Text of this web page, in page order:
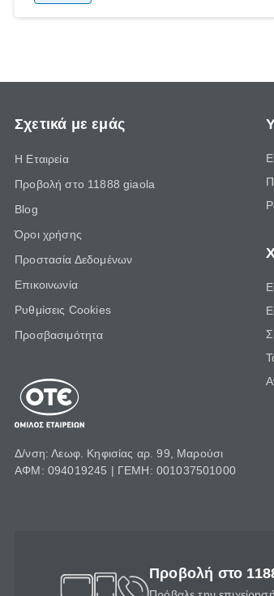
και ένας ημερήσιος περίπατος 20 λεπτών
Σχετικά με εμάς
Η Εταιρεία
Προβολή στο 11888 giaola
Blog
Όροι χρήσης
Προστασία Δεδομένων
Επικοινωνία
Ρυθμίσεις Cookies
Προσβασιμότητα
Δ/νση: Λεωφ. Κηφισίας αρ. 99, Μαρούσι
ΑΦΜ: 094019245 | ΓΕΜΗ: 001037501000
Προβολή στο